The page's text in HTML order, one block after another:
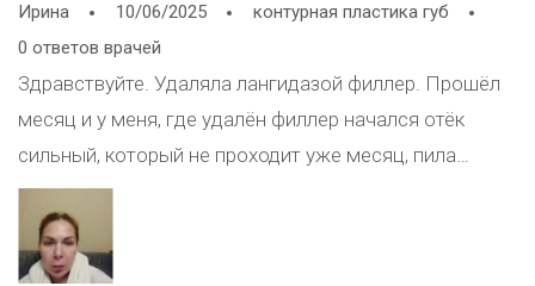
Ирина 10/06/2025
контурная пластика губ
0 ответов врачей
Здравствуйте. Удаляла лангидазой филлер. Прошёл
месяц и у меня, где удалён филлер начался отёк
сильный, который не проходит уже месяц, пила
против алергии, помогло на два дня и опять отекло
лицо, в местах ведения лангидазой. Что делать, я в
панике